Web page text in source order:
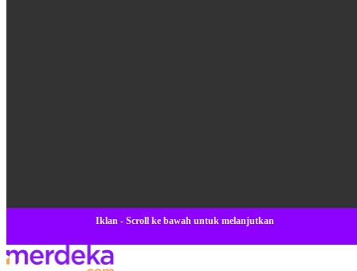
Iklan - Scroll ke bawah untuk melanjutkan